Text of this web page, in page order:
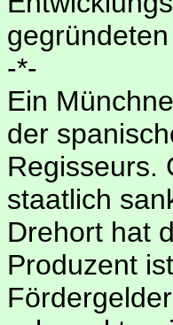
-*-
Ein
der
Regisseurs.
staatlich
Drehort hat
Produzent